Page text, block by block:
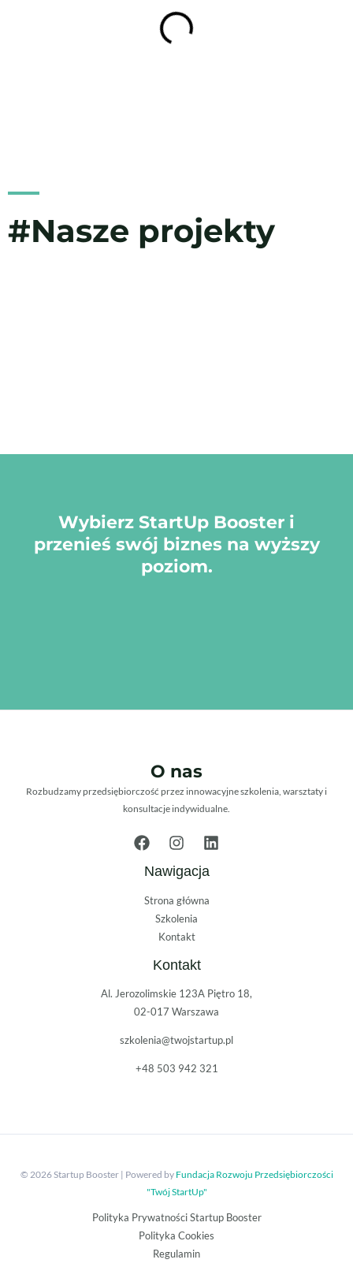
#Nasze projekty
Wybierz StartUp Booster i
przenieś swój biznes na wyższy
poziom.
O nas
Rozbudzamy przedsiębiorczość przez innowacyjne szkolenia, warsztaty i
konsultacje indywidualne.
Nawigacja
Strona główna
Szkolenia
Kontakt
Kontakt
Al. Jerozolimskie 123A Piętro 18,
02-017 Warszawa
szkolenia@twojstartup.pl
+48 503 942 321
© 2026 Startup Booster | Powered by Fundacja Rozwoju Przedsiębiorczości
"Twój StartUp"
Polityka Prywatności Startup Booster
Polityka Cookies
Regulamin